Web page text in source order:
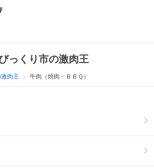
っくり市の激肉王
肉王 牛肉（焼肉・ＢＢＱ）